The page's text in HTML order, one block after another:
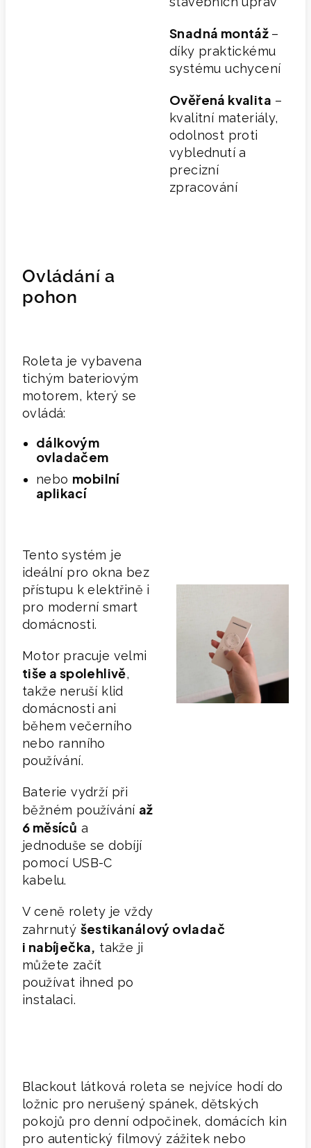
Snadná montáž –
díky praktickému
systému uchycení
Ověřená kvalita –
kvalitní materiály,
odolnost proti
vyblednutí a
precizní
zpracování
Ovládání a
pohon
Roleta je vybavena
tichým bateriovým
motorem, který se
ovládá:
dálkovým
ovladačem
nebo mobilní
aplikací
Tento systém je
ideální pro okna bez
přístupu k elektřině i
pro moderní smart
domácnosti.
Motor pracuje velmi
tiše a spolehlivě,
takže neruší klid
domácnosti ani
během večerního
nebo ranního
používání.
Baterie vydrží při
běžném používání až
6 měsíců a
jednoduše se dobíjí
pomocí USB-C
kabelu.
V ceně rolety je vždy
zahrnutý šestikanálový ovladač
i nabíječka, takže ji
můžete začít
používat ihned po
instalaci.
Blackout látková roleta se nejvíce hodí do
ložnic pro nerušený spánek, dětských
pokojů pro denní odpočinek, domácích kin
pro autentický filmový zážitek nebo